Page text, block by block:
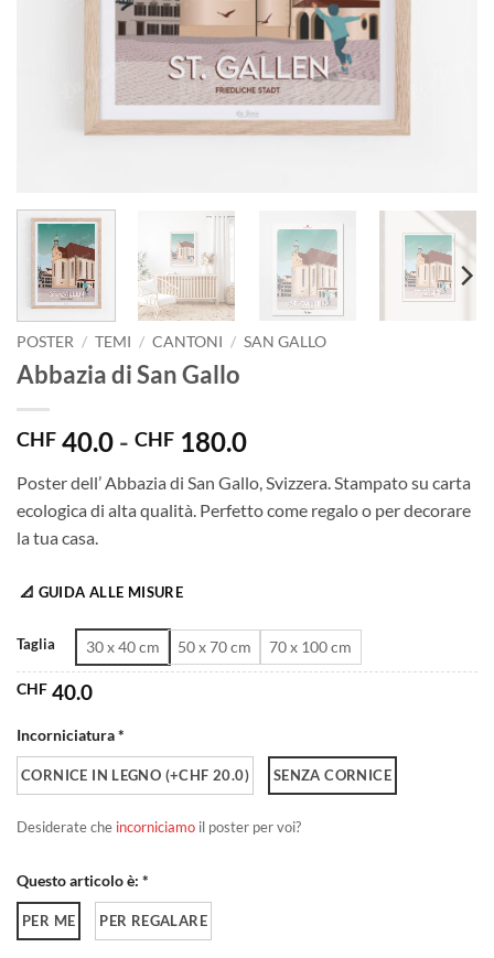
POSTER / TEMI / CANTONI / SAN GALLO
Abbazia di San Gallo
CHF 40.0 - CHF 180.0Fascia
prezzo:
da
Poster dell’ Abbazia di San Gallo, Svizzera. Stampato su carta
ecologica di alta qualità. Perfetto come regalo o per decorare
la tua casa.
📐 GUIDA ALLE MISURE
Taglia 30 x 40 cm 50 x 70 cm 70 x 100 cm
CHF 40.0
Incorniciatura *
CORNICE IN LEGNO (+CHF 20.0) SENZA CORNICE
Desiderate che incorniciamo il poster per voi?
Questo articolo è: *
PER ME PER REGALARE